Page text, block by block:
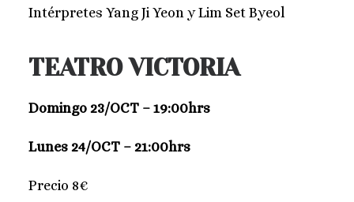
Intérpretes Yang Ji Yeon y Lim Set Byeol
TEATRO VICTORIA
Domingo 23/OCT – 19:00hrs
Lunes 24/OCT – 21:00hrs
Precio 8€